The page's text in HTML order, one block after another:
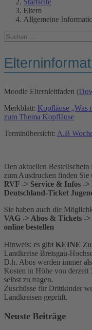
Startseite
Eltern
Allgemeine
Moodle Elternleitfaden (
Merkblatt: Kopfläuse „Was
zum Thema Kopfläuse
Terminübersicht: A.B
Den aktuellen
zum Ausdrucken finden Sie
RVF -> Service & Infos ->
Deutschland-Ticket
Sie haben auch die
VAG -> Abos & Tickets -
online bestellen
Hinweis: es gibt KEINE
Landkreise Breisgau-
D.h. Abos werden immer als
Kosten in Höhe von derzeit
selbst zu tragen.
Zuschüsse für Drittkinder
Landkreisen geprüft.
Neuste Beiträge